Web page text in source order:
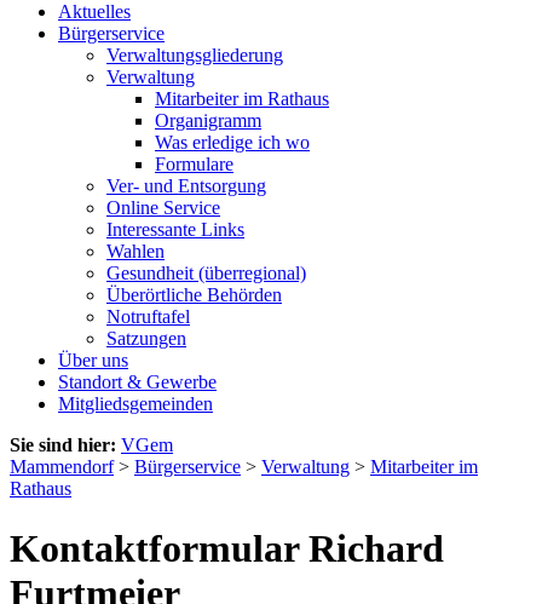
Aktuelles
Bürgerservice
Verwaltungsgliederung
Verwaltung
Mitarbeiter im Rathaus
Organigramm
Was erledige ich wo
Formulare
Ver- und Entsorgung
Online Service
Interessante Links
Wahlen
Gesundheit (überregional)
Überörtliche Behörden
Notruftafel
Satzungen
Über uns
Standort & Gewerbe
Mitgliedsgemeinden
Sie sind hier: VGem
Mammendorf> Bürgerservice > Verwaltung > Mitarbeiter im
Rathaus
Kontaktformular Richard
Furtmeier